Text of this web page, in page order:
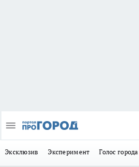
Эксклюзив Эксперимент Голос города